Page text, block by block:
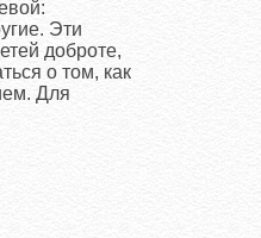
Эти
доброте,
о том, как
Для